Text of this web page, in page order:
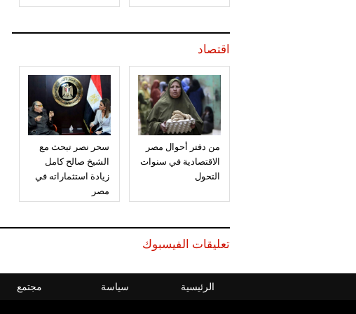
اقتصاد
من دفتر أحوال مصر
الاقتصادية في سنوات
التحول
سحر نصر تبحث مع
الشيخ صالح كامل
زيادة استثماراته في
مصر
تعليقات الفيسبوك
الرئيسية سياسة مجتمع